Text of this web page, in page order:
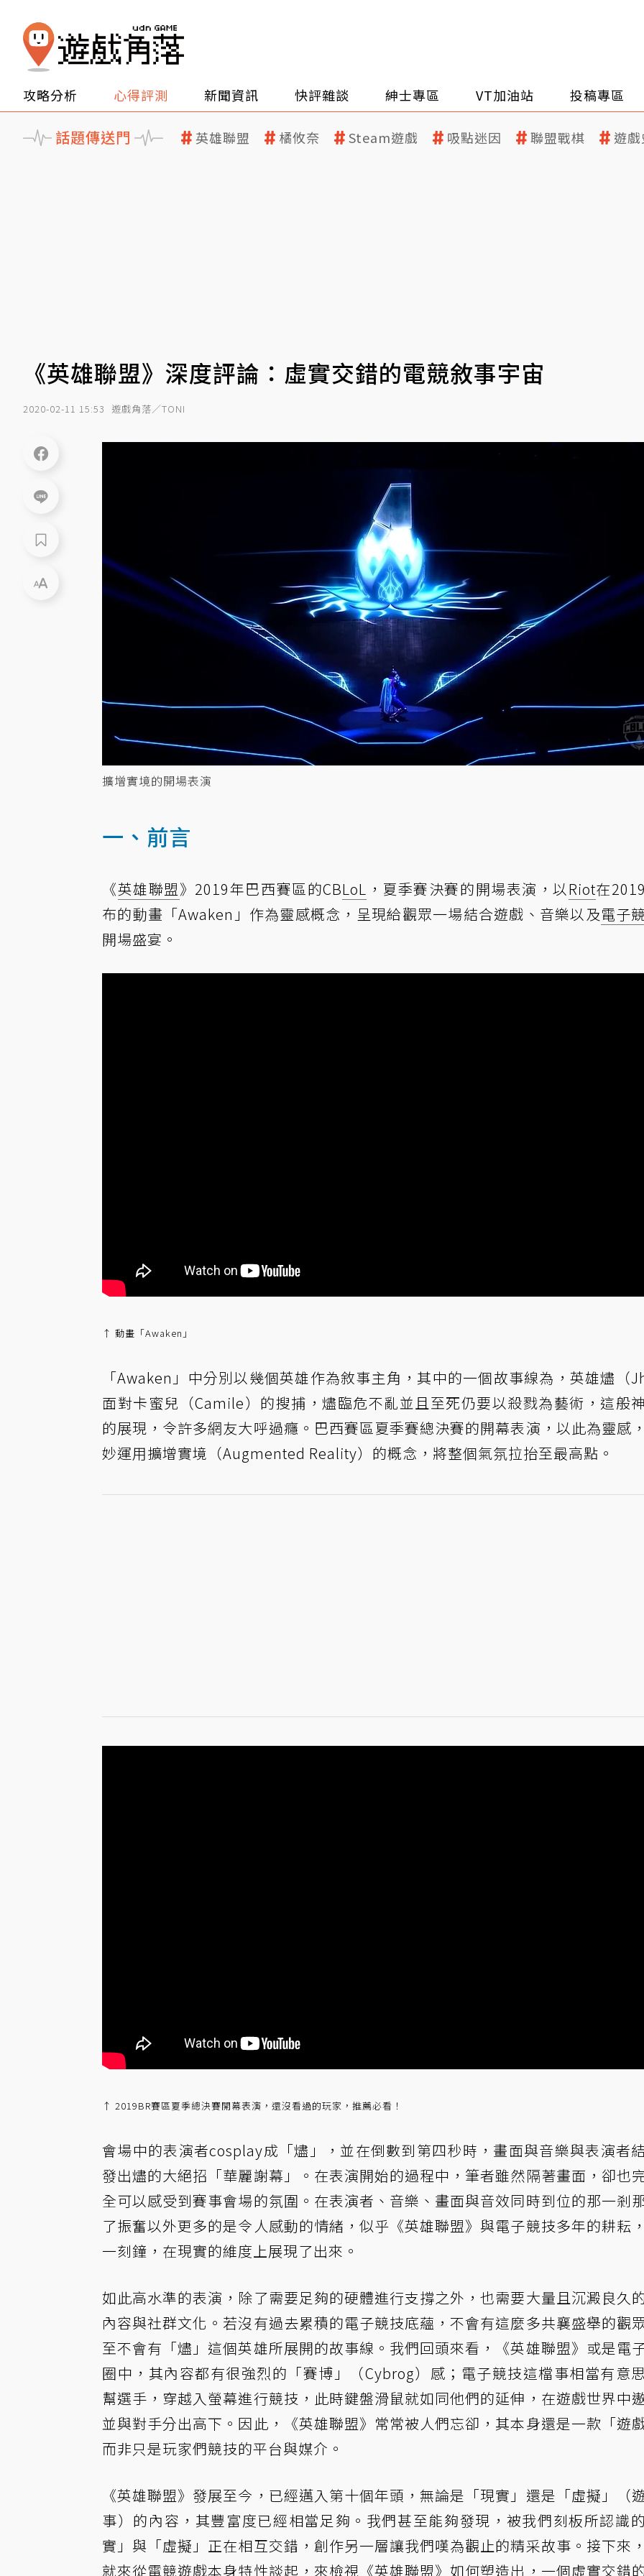
攻略分析 心得評測 新聞資訊 快評雜談 紳士專區 VT加油站 投稿專區
話題傳送門 英雄聯盟 橘攸奈 Steam遊戲 吸點迷因 聯盟戰棋 遊
《英雄聯盟》深度評論：虛實交錯的電競敘事宇宙
2020-02-11 15:53 遊戲角落／TONI
擴增實境的開場表演
一、前言
《英雄聯盟》2019年巴西賽區的CBLoL ，夏季賽決賽的開場表演，以Riot在
布的動畫「Awaken」作為靈感概念，呈現給觀眾一場結合遊戲、音樂以及電子
開場盛宴。
↑ 動畫「Awaken」
「Awaken」中分別以幾個英雄作為敘事主角，其中的一個故事線為，英雄燼（
面對卡蜜兒（Camile）的搜捕，燼臨危不亂並且至死仍要以殺戮為藝術，這般
的展現，令許多網友大呼過癮。巴西賽區夏季賽總決賽的開幕表演，以此為靈感
妙運用擴增實境（Augmented Reality）的概念，將整個氣氛拉抬至最高點。
↑ 2019BR賽區夏季總決賽開幕表演，還沒看過的玩家，推薦必看！
會場中的表演者cosplay成「燼」，並在倒數到第四秒時，畫面與音樂與表演者
發出燼的大絕招「華麗謝幕」。在表演開始的過程中，筆者雖然隔著畫面，卻也
全可以感受到賽事會場的氛圍。在表演者、音樂、畫面與音效同時到位的那一剎
了振奮以外更多的是令人感動的情緒，似乎《英雄聯盟》與電子競技多年的耕耘
一刻鐘，在現實的維度上展現了出來。
如此高水準的表演，除了需要足夠的硬體進行支撐之外，也需要大量且沉澱良久
內容與社群文化。若沒有過去累積的電子競技底蘊，不會有這麼多共襄盛舉的觀
至不會有「燼」這個英雄所展開的故事線。我們回頭來看，《英雄聯盟》或是電
圈中，其內容都有很強烈的「賽博」（Cybrog）感；電子競技這檔事相當有意
幫選手，穿越入螢幕進行競技，此時鍵盤滑鼠就如同他們的延伸，在遊戲世界中
並與對手分出高下。因此，《英雄聯盟》常常被人們忘卻，其本身還是一款「遊
而非只是玩家們競技的平台與媒介。
《英雄聯盟》發展至今，已經邁入第十個年頭，無論是「現實」還是「虛擬」（
事）的內容，其豐富度已經相當足夠。我們甚至能夠發現，被我們刻板所認識
實」與「虛擬」正在相互交錯，創作另一層讓我們嘆為觀止的精采故事。接下來
就來從電競遊戲本身特性談起，來檢視《英雄聯盟》如何塑造出，一個虛實交錯